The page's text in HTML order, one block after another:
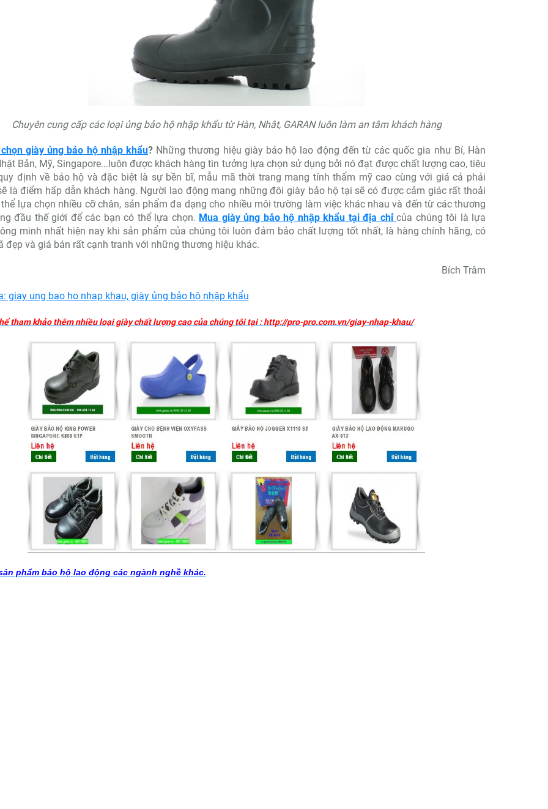
Chuyên cung cấp các loại ủng bảo hộ nhập khẩu từ Hàn, Nhât, GARAN luôn làm an tâm khách hàng
giày ủng bảo hộ nhập khẩu? Những thương hiệu giày bảo hộ lao động đến từ các quốc gia như Bỉ, Hàn
Bản, Mỹ, Singapore...luôn được khách hàng tin tưởng lựa chọn sử dụng bởi nó đạt được chất lượng cao, tiêu
định về bảo hộ và đặc biệt là sự bền bĩ, mẫu mã thời trang mang tính thẩm mỹ cao cùng với giá cả phải
là điểm hấp dẫn khách hàng. Người lao động mang những đôi giày bảo hộ tại sẽ có được cảm giác rất thoải
thể lựa chọn nhiều cỡ chân, sản phẩm đa dạng cho nhiều môi trường làm việc khác nhau và đến từ các thương
đầu thế giới để các bạn có thể lựa chọn. Mua giày ủng bảo hộ nhập khẩu tại địa chỉcủa chúng tôi là lựa
minh nhất hiện nay khi sản phẩm của chúng tôi luôn đảm bảo chất lượng tốt nhất, là hàng chính hãng, có
đẹp và giá bán rất cạnh tranh với những thương hiệu khác.
Bích Trâm
giay ung bao ho nhap khau, giày ủng bảo hộ nhập khẩu
tham khảo thêm nhiều loại giày chất lượng cao của chúng tôi tại : http://pro-pro.com.vn/giay-nhap-khau/
phẩm bảo hộ lao động các ngành nghề khác.